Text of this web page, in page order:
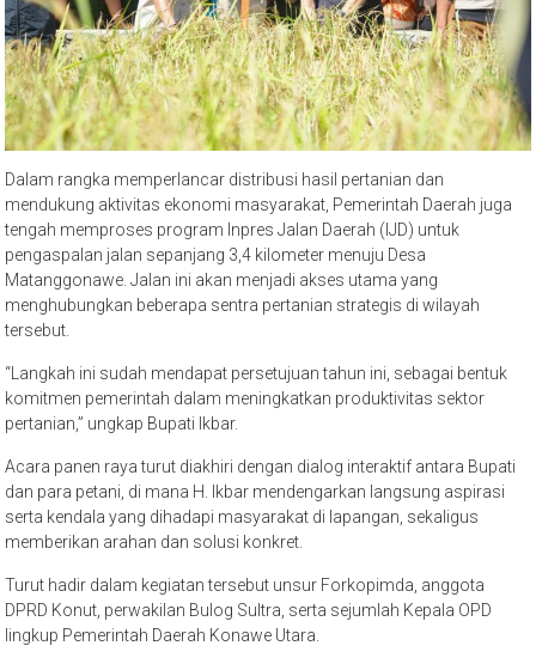
Dalam rangka memperlancar distribusi hasil pertanian dan
mendukung aktivitas ekonomi masyarakat, Pemerintah Daerah juga
tengah memproses program Inpres Jalan Daerah (IJD) untuk
pengaspalan jalan sepanjang 3,4 kilometer menuju Desa
Matanggonawe. Jalan ini akan menjadi akses utama yang
menghubungkan beberapa sentra pertanian strategis di wilayah
tersebut.
“Langkah ini sudah mendapat persetujuan tahun ini, sebagai bentuk
komitmen pemerintah dalam meningkatkan produktivitas sektor
pertanian,” ungkap Bupati Ikbar.
Acara panen raya turut diakhiri dengan dialog interaktif antara Bupati
dan para petani, di mana H. Ikbar mendengarkan langsung aspirasi
serta kendala yang dihadapi masyarakat di lapangan, sekaligus
memberikan arahan dan solusi konkret.
Turut hadir dalam kegiatan tersebut unsur Forkopimda, anggota
DPRD Konut, perwakilan Bulog Sultra, serta sejumlah Kepala OPD
lingkup Pemerintah Daerah Konawe Utara.